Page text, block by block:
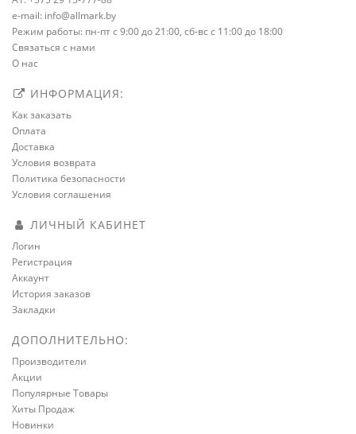
e-mail: info@allmark.by
Режим работы: пн-пт с 9:00 до 21:00, сб-вс с 11:00 до 18:00
Связаться с нами
О нас
ИНФОРМАЦИЯ:
Как заказать
Оплата
Доставка
Условия возврата
Политика безопасности
Условия соглашения
ЛИЧНЫЙ КАБИНЕТ
Логин
Регистрация
Аккаунт
История заказов
Закладки
ДОПОЛНИТЕЛЬНО:
Производители
Акции
Популярные Товары
Хиты Продаж
Новинки